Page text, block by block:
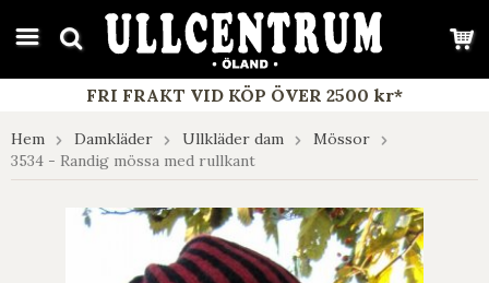
google-site-verification: google7e4b1026db5d9f32.html
FRI FRAKT VID KÖP ÖVER 2500 kr*
Hem Damkläder Ullkläder dam
Mössor
3534 - Randig mössa med rullkant